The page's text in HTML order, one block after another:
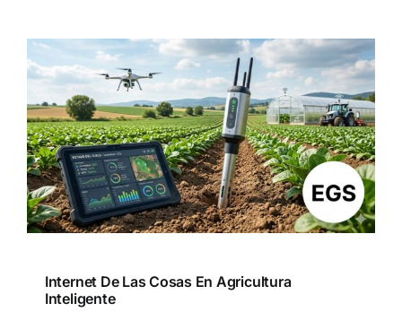
Internet De Las Cosas En Agricultura
Inteligente